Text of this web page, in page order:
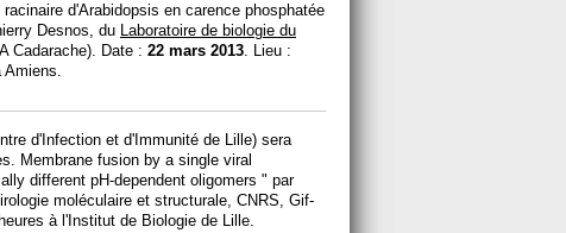
d'Arabidopsis en carence phosphatée
Desnos, du
Laboratoire de biologie du
Cadarache). Date : 22 mars 2013 . Lieu :
d'Infection et d'Immunité de Lille) sera
Membrane fusion by a single viral
different pH-dependent oligomers " par
moléculaire et structurale, CNRS, Gif-
à l'Institut de Biologie de Lille.